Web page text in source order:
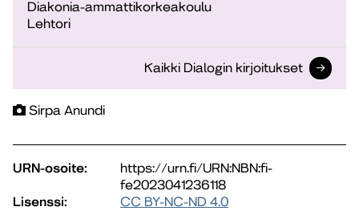
Diakonia-ammattikorkeakoulu
Lehtori
Kaikki Dialogin kirjoitukset
Sirpa Anundi
URN-osoite:
https://urn.fi/URN:NBN:fi-
fe2023041236118
Lisenssi:
CC BY-NC-ND 4.0